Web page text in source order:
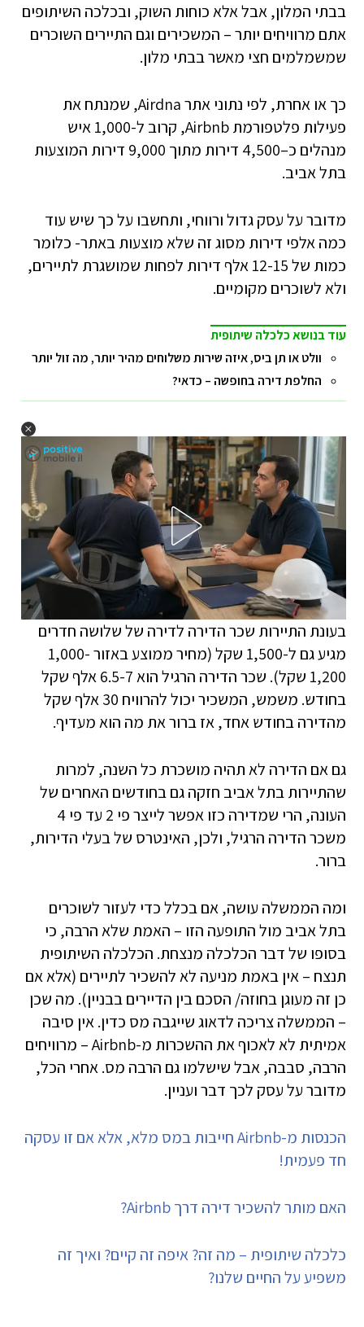
בבתי המלון, אבל אלא כוחות השוק, ובכלכה השיתופים
אתם מרוויחים יותר – המשכירים וגם התיירים השוכרים
שמשמלמים חצי מאשר בבתי מלון.
כך או אחרת, לפי נתוני אתר Airdna, שמנתח את
פעילות פלטפורמת Airbnb, קרוב ל-1,000 איש
מנהלים כ–4,500 דירות מתוך 9,000 דירות המוצעות
בתל אביב.
מדובר על עסק גדול ורווחי, ותחשבו על כך שיש עוד
כמה אלפי דירות מסוג זה שלא מוצעות באתר- כלומר
כמות של 12-15 אלף דירות לפחות שמושגרת לתיירים,
ולא לשוכרים מקומיים.
עוד בנושא כלכלה שיתופית
וולט או תן ביס, איזה שירות משלוחים מהיר יותר, מה זול יותר
החלפת דירה בחופשה – כדאי?
בעונת התיירות שכר הדירה לדירה של שלושה חדרים
מגיע גם ל-1,500 שקל (מחיר ממוצע באזור 1,000-
1,200 שקל). שכר הדירה הרגיל הוא 6.5-7 אלף שקל
בחודש. משמש, המשכיר יכול להרוויח 30 אלף שקל
מהדירה בחודש אחד, אז ברור את מה הוא מעדיף.
גם אם הדירה לא תהיה מושכרת כל השנה, למרות
שהתיירות בתל אביב חזקה גם בחודשים האחרים של
העונה, הרי שמדירה כזו אפשר לייצר פי 2 עד פי 4
משכר הדירה הרגיל, ולכן, האינטרס של בעלי הדירות,
ברור.
ומה הממשלה עושה, אם בכלל כדי לעזור לשוכרים
בתל אביב מול התופעה הזו – האמת שלא הרבה, כי
בסופו של דבר הכלכלה מנצחת. הכלכלה השיתופית
תנצח – אין באמת מניעה לא להשכיר לתיירים (אלא אם
כן זה מעוגן בחוזה/ הסכם בין הדיירים בבניין). מה שכן
– הממשלה צריכה לדאוג שייגבה מס כדין. אין סיבה
אמיתית לא לאכוף את ההשכרות מ-Airbnb – מרוויחים
הרבה, סבבה, אבל שישלמו גם הרבה מס. אחרי הכל,
מדובר על עסק לכך דבר ועניין.
הכנסות מ-Airbnb חייבות במס מלא, אלא אם זו עסקה
חד פעמית!
האם מותר להשכיר דירה דרך Airbnb?
כלכלה שיתופית – מה זה? איפה זה קיים? ואיך זה
משפיע על החיים שלנו?